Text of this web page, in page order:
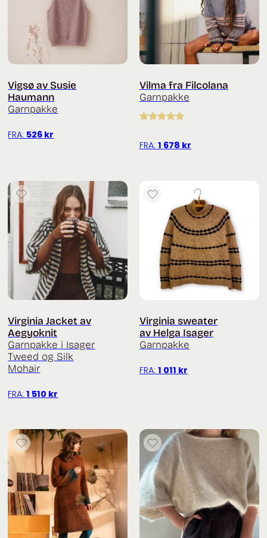
Vigsø av Susie
Haumann
Garnpakke
FRA: 526 kr
Vilma fra Filcolana
Garnpakke
av 5
FRA: 1 678 kr
Virginia Jacket av
Aegyoknit
Garnpakke i Isager
Tweed og Silk
Mohair
FRA:1 510 kr
Virginia sweater
av Helga Isager
Garnpakke
FRA: 1 011 kr